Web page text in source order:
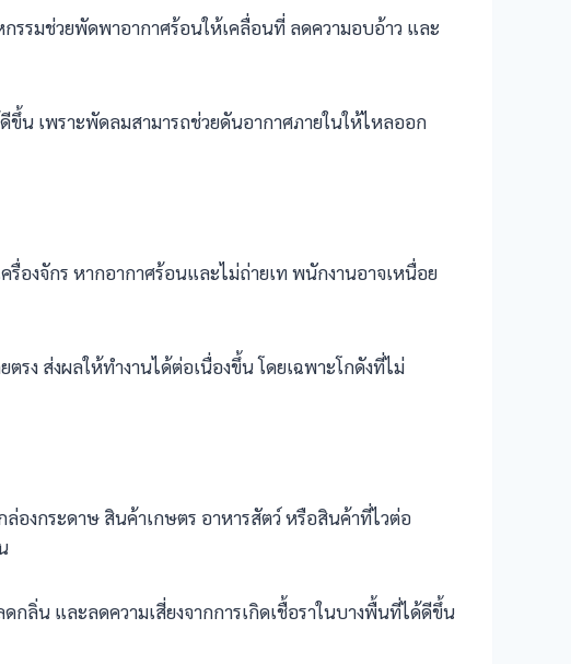
รมช่วยพัดพาอากาศร้อนให้เคลื่อนที่ ลดความอบอ้าว และ
น เพราะพัดลมสามารถช่วยดันอากาศภายในให้ไหลออก
งจักร หากอากาศร้อนและไม่ถ่ายเท พนักงานอาจเหนื่อย
ง ส่งผลให้ทำงานได้ต่อเนื่องขึ้น โดยเฉพาะโกดังที่ไม่
องกระดาษ สินค้าเกษตร อาหารสัตว์ หรือสินค้าที่ไวต่อ
ลิ่น และลดความเสี่ยงจากการเกิดเชื้อราในบางพื้นที่ได้ดีขึ้น